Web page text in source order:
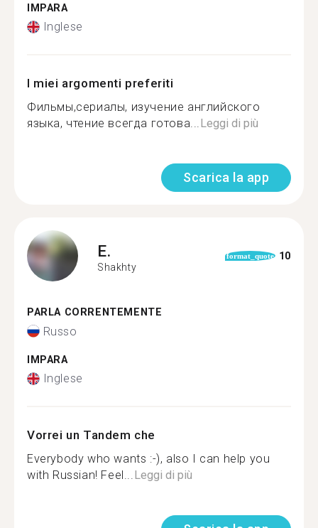
IMPARA
Inglese
I miei argomenti preferiti
Фильмы,сериалы, изучение английского
языка, чтение всегда готова...Leggi di più
Scarica la app
E.
Shakhty
format_quote 10
PARLA CORRENTEMENTE
Russo
IMPARA
Inglese
Vorrei un Tandem che
Everybody who wants :-), also I can help you
with Russian! Feel...Leggi di più